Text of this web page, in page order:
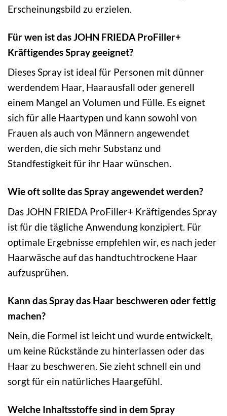
Erscheinungsbild zu erzielen.
Für wen ist das JOHN FRIEDA ProFiller+
Kräftigendes Spray geeignet?
Dieses Spray ist ideal für Personen mit dünner
werdendem Haar, Haarausfall oder generell
einem Mangel an Volumen und Fülle. Es eignet
sich für alle Haartypen und kann sowohl von
Frauen als auch von Männern angewendet
werden, die sich mehr Substanz und
Standfestigkeit für ihr Haar wünschen.
Wie oft sollte das Spray angewendet werden?
Das JOHN FRIEDA ProFiller+ Kräftigendes Spray
ist für die tägliche Anwendung konzipiert. Für
optimale Ergebnisse empfehlen wir, es nach jeder
Haarwäsche auf das handtuchtrockene Haar
aufzusprühen.
Kann das Spray das Haar beschweren oder fettig
machen?
Nein, die Formel ist leicht und wurde entwickelt,
um keine Rückstände zu hinterlassen oder das
Haar zu beschweren. Sie zieht schnell ein und
sorgt für ein natürliches Haargefühl.
Welche Inhaltsstoffe sind in dem Spray